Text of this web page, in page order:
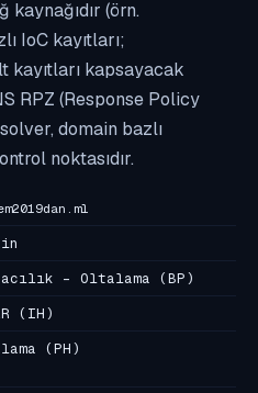
kaynağıdır (örn.
IoC kayıtları;
kayıtları kapsayacak
RPZ (Response Policy
domain bazlı
noktasıdır.
- Oltalama (BP)
(IH)
(PH)